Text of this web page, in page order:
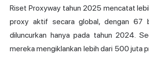
Riset Proxyway tahun 2025 mencatat
proxy aktif secara global, dengan 67
diluncurkan hanya pada tahun 2024.
mereka mengiklankan lebih dari 500 juta